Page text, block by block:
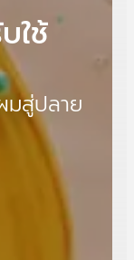
ใช้
มสู่ปลาย